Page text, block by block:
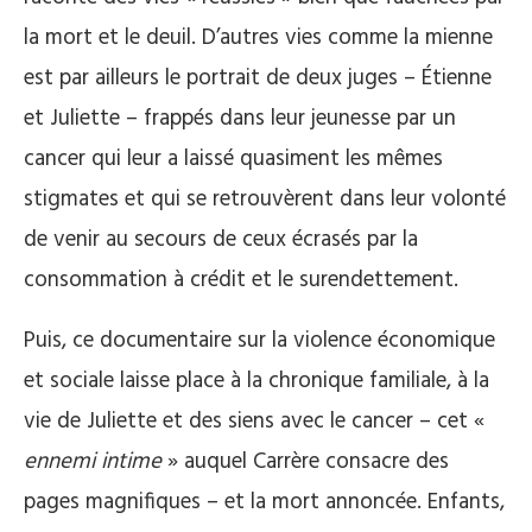
la mort et le deuil. D’autres vies comme la mienne
est par ailleurs le portrait de deux juges – Étienne
et Juliette – frappés dans leur jeunesse par un
cancer qui leur a laissé quasiment les mêmes
stigmates et qui se retrouvèrent dans leur volonté
de venir au secours de ceux écrasés par la
consommation à crédit et le surendettement.
Puis, ce documentaire sur la violence économique
et sociale laisse place à la chronique familiale, à la
vie de Juliette et des siens avec le cancer – cet «
ennemi intime» auquel Carrère consacre des
pages magnifiques – et la mort annoncée. Enfants,